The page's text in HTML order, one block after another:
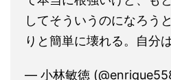
してそういうのになろう
りと簡単に壊れる。自分
— 小林敏徳